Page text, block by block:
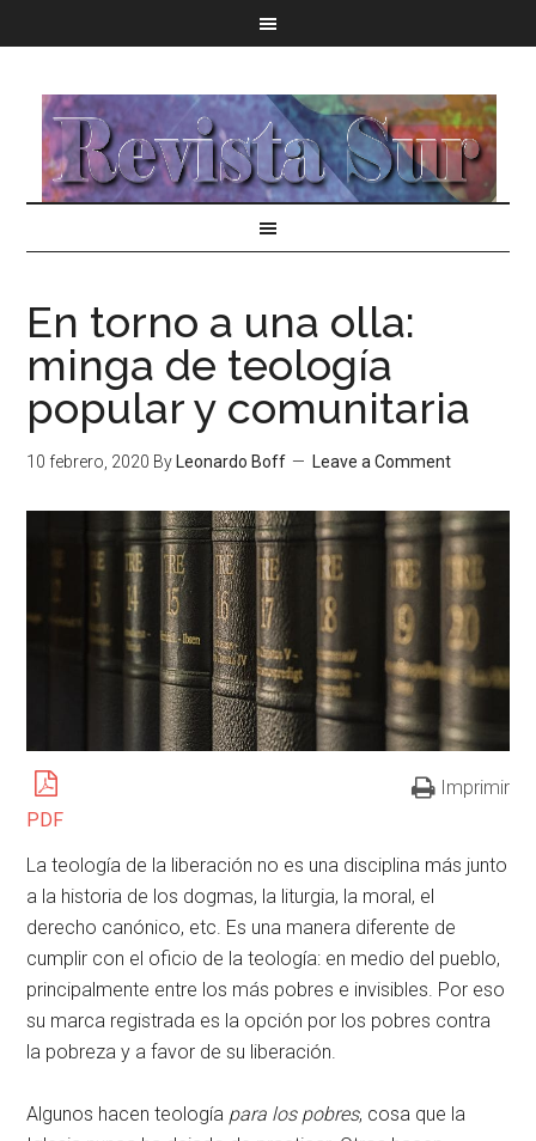
En torno a una olla:
minga de teología
popular y comunitaria
10 febrero, 2020 By Leonardo Boff Leave a Comment
PDF
Imprimir
La teología de la liberación no es una disciplina más junto
a la historia de los dogmas, la liturgia, la moral, el
derecho canónico, etc. Es una manera diferente de
cumplir con el oficio de la teología: en medio del pueblo,
principalmente entre los más pobres e invisibles. Por eso
su marca registrada es la opción por los pobres contra
la pobreza y a favor de su liberación.
Algunos hacen teología para los pobres, cosa que la